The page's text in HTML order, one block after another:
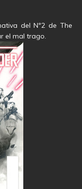
del Nº2 de The
el mal trago.